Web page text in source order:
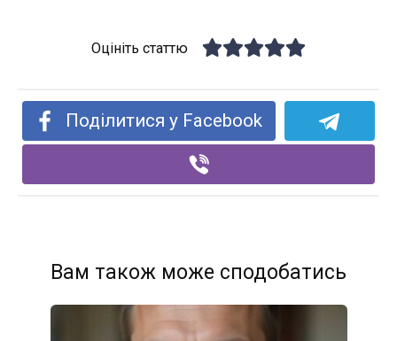
Оцініть статтю
Поділитися у Facebook
Вам також може сподобатись